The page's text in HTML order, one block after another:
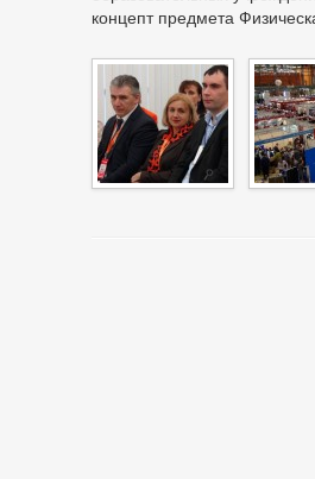
концепт предмета